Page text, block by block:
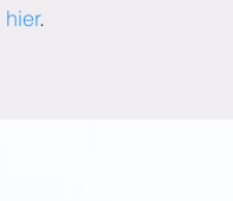
hier.